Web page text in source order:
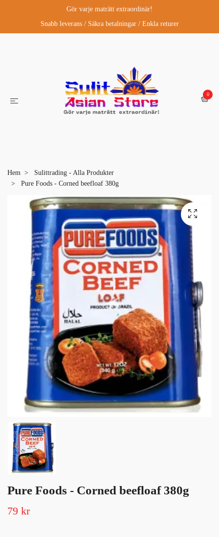
Gör varje maträtt extraordinär!
Snabb leverans / Säkra betalningar / Enkla returer
0
Hem
Sulittrading - Alla Produkter
Pure Foods - Corned beefloaf 380g
Pure Foods - Corned beefloaf 380g
79 kr